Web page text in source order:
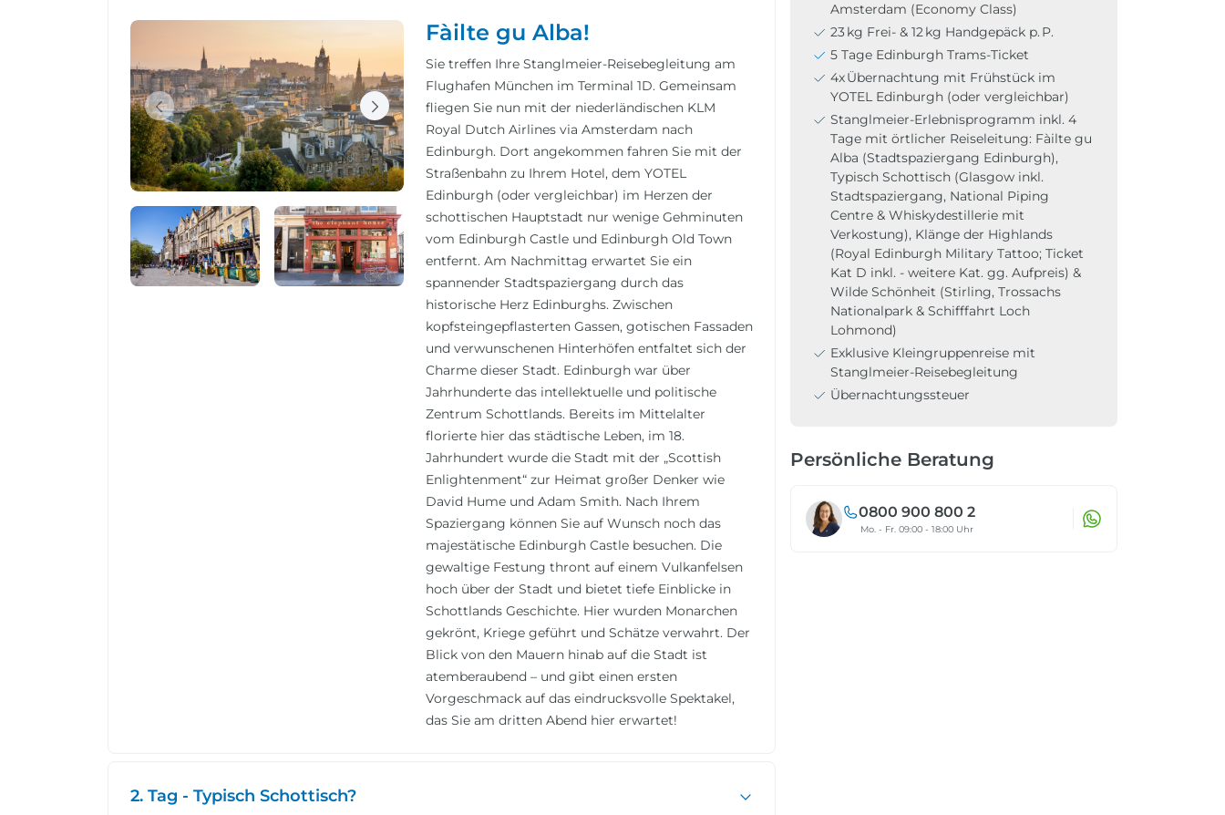
Fàilte gu Alba!
Sie treffen Ihre Stanglmeier-Reisebegleitung am
Flughafen München im Terminal 1D. Gemeinsam
fliegen Sie nun mit der niederländischen KLM
Royal Dutch Airlines via Amsterdam nach
Edinburgh. Dort angekommen fahren Sie mit der
Straßenbahn zu Ihrem Hotel, dem YOTEL
Edinburgh (oder vergleichbar) im Herzen der
schottischen Hauptstadt nur wenige Gehminuten
vom Edinburgh Castle und Edinburgh Old Town
entfernt. Am Nachmittag erwartet Sie ein
spannender Stadtspaziergang durch das
historische Herz Edinburghs. Zwischen
kopfsteingepflasterten Gassen, gotischen Fassaden
und verwunschenen Hinterhöfen entfaltet sich der
Charme dieser Stadt. Edinburgh war über
Jahrhunderte das intellektuelle und politische
Zentrum Schottlands. Bereits im Mittelalter
florierte hier das städtische Leben, im 18.
Jahrhundert wurde die Stadt mit der „Scottish
Enlightenment“ zur Heimat großer Denker wie
David Hume und Adam Smith. Nach Ihrem
Spaziergang können Sie auf Wunsch noch das
majestätische Edinburgh Castle besuchen. Die
gewaltige Festung thront auf einem Vulkanfelsen
hoch über der Stadt und bietet tiefe Einblicke in
Schottlands Geschichte. Hier wurden Monarchen
gekrönt, Kriege geführt und Schätze verwahrt. Der
Blick von den Mauern hinab auf die Stadt ist
atemberaubend – und gibt einen ersten
Vorgeschmack auf das eindrucksvolle Spektakel,
das Sie am dritten Abend hier erwartet!
2. Tag - Typisch Schottisch?
Amsterdam (Economy Class)
23 kg Frei- & 12 kg Handgepäck p. P.
5 Tage Edinburgh Trams-Ticket
4x Übernachtung mit Frühstück im
YOTEL Edinburgh (oder vergleichbar)
Stanglmeier-Erlebnisprogramm inkl. 4
Tage mit örtlicher Reiseleitung: Fàilte gu
Alba (Stadtspaziergang Edinburgh),
Typisch Schottisch (Glasgow inkl.
Stadtspaziergang, National Piping
Centre & Whiskydestillerie mit
Verkostung), Klänge der Highlands
(Royal Edinburgh Military Tattoo; Ticket
Kat D inkl. - weitere Kat. gg. Aufpreis) &
Wilde Schönheit (Stirling, Trossachs
Nationalpark & Schifffahrt Loch
Lohmond)
Exklusive Kleingruppenreise mit
Stanglmeier-Reisebegleitung
Übernachtungssteuer
Persönliche Beratung
0800 900 800 2
Mo. - Fr. 09:00 - 18:00 Uhr